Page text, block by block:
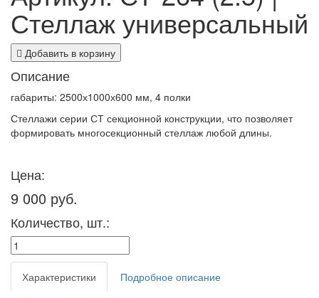
Стеллаж универсальный
Добавить в корзину
Описание
габариты: 2500х1000х600 мм, 4 полки
Стеллажи серии СТ секционной конструкции, что позволяет
формировать многосекционный стеллаж любой длины.
Цена:
9 000 руб.
Количество, шт.:
Характеристики Подробное описание